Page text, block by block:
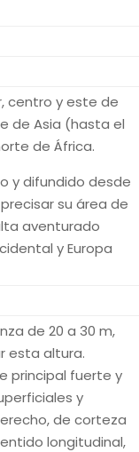
centro y este de
de Asia (hasta el
de África.
y difundido desde
su área de
aventurado
y Europa
de 20 a 30 m,
esta altura.
principal fuerte y
y
de corteza
longitudinal,